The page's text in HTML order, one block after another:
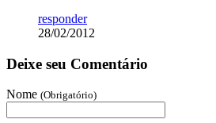
responder
28/02/2012
Deixe seu Comentário
Nome (Obrigatório)